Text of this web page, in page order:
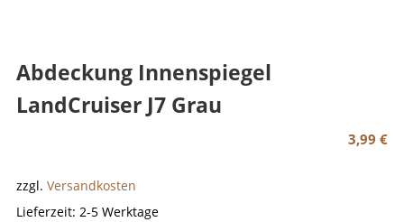
Adventure
Abdeckung Innenspiegel
LandCruiser J7 Grau
3,99€
zzgl. Versandkosten
Lieferzeit: 2-5 Werktage